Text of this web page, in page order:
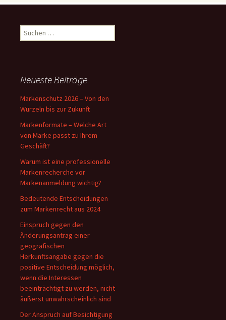
Suchen
nach:
Neueste Beiträge
Markenschutz 2026 – Von den
Wurzeln bis zur Zukunft
Markenformate – Welche Art
von Marke passt zu Ihrem
Geschäft?
Warum ist eine professionelle
Markenrecherche vor
Markenanmeldung wichtig?
Bedeutende Entscheidungen
zum Markenrecht aus 2024
Einspruch gegen den
Änderungsantrag einer
geografischen
Herkunftsangabe gegen die
positive Entscheidung möglich,
wenn die Interessen
beeinträchtigt zu werden, nicht
äußerst unwahrscheinlich sind
Der Anspruch auf Besichtigung